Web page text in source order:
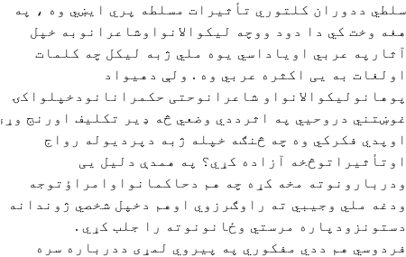
سلطي ددوران کلتوري تأثیرات مسلطه پري ایښي وه ، په
هغه وخت کي دا دود ووچه لیکوالانواوشاعرانوبه خپل
آثارپه عربي اویاداسي یوه ملي ژبه لیکل چه کلمات
اولغات به یی اکثره عربي وه . ولې دهیواد
پوهانولیکوالانواو شاعرانوحتی حکمرانانودخپلواکۍ
غوښتني دروحیي په اثرددي وضعي څه ډیر تکلیف اورنج وړئ
اوپدي فکرکي وه چه څنګه خپله ژبه دپردیوله رواج
اوتأثیراتوڅخه آزاده کړي؟ په همدې دلیل یی
ودربارونوته مخه کړه چه هم دحاکمانواوامراؤتوجه
ودغه ملي وجیبي ته راوګرزوي اوهم دخپل شخصي ژوندانه
دستونزودپاره مرستي وځانونوته را جلب کړي .
فردوسي هم ددي مفکوري په پیروي لمړی ددرباره سره